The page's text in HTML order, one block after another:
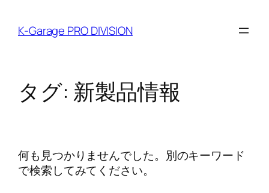
K-Garage PRO DIVISION
タグ: 新製品情報
何も見つかりませんでした。別のキーワード
で検索してみてください。